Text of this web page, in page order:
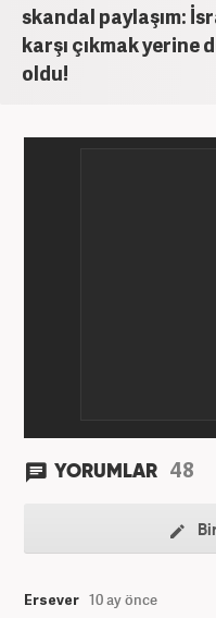
ve televizyon
Haber7.com’da
skandal paylaşım:
karşı çıkmak yerine
oldu!
YORUMLAR 48
Ersever 10 ay önce